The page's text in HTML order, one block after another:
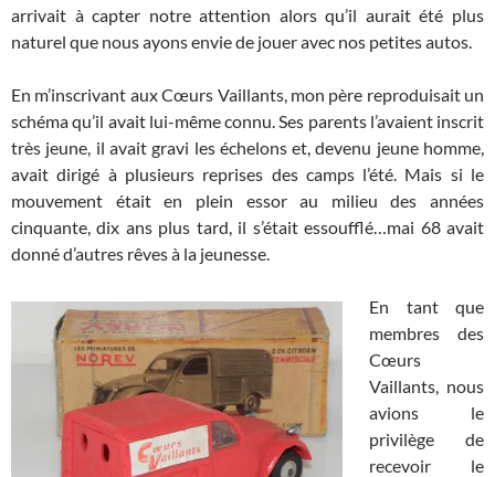
arrivait à capter notre attention alors qu’il aurait été plus
naturel que nous ayons envie de jouer avec nos petites autos.
En m’inscrivant aux Cœurs Vaillants, mon père reproduisait un
schéma qu’il avait lui-même connu. Ses parents l’avaient inscrit
très jeune, il avait gravi les échelons et, devenu jeune homme,
avait dirigé à plusieurs reprises des camps l’été. Mais si le
mouvement était en plein essor au milieu des années
cinquante, dix ans plus tard, il s’était essoufflé…mai 68 avait
donné d’autres rêves à la jeunesse.
En tant que
membres des
Cœurs
Vaillants, nous
avions le
privilège de
recevoir le